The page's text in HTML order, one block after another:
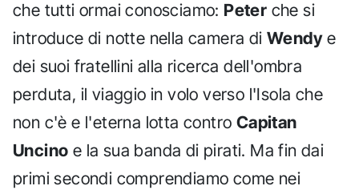
che tutti ormai conosciamo: Peter che si
introduce di notte nella camera di Wendy e
dei suoi fratellini alla ricerca dell'ombra
perduta, il viaggio in volo verso l'Isola che
non c'è e l'eterna lotta contro Capitan
Uncino e la sua banda di pirati. Ma fin dai
primi secondi comprendiamo come nei